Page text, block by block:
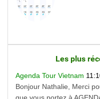
Les plus
Agenda Tour Vietnam
Bonjour Nathalie, Merci
que vous portez à